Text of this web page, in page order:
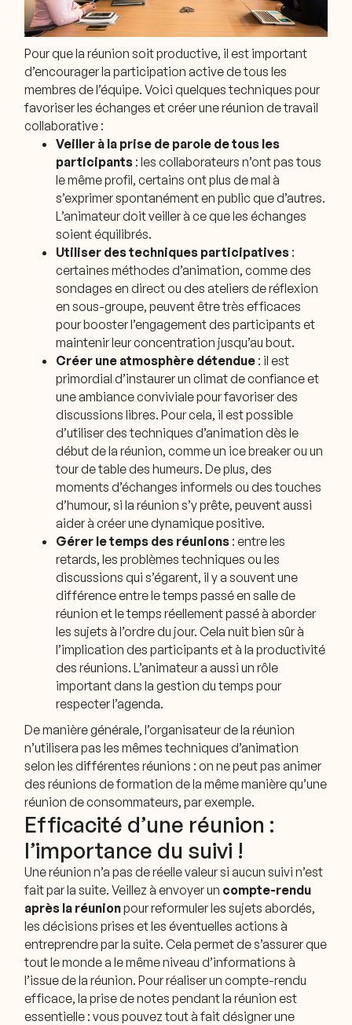
Pour que la réunion soit productive, il est important
d’encourager la participation active de tous les
membres de l’équipe. Voici quelques techniques pour
favoriser les échanges et créer une réunion de travail
collaborative :
Veiller à la prise de parole de tous les
participants : les collaborateurs n’ont pas tous
le même profil, certains ont plus de mal à
s’exprimer spontanément en public que d’autres.
L’animateur doit veiller à ce que les échanges
soient équilibrés.
Utiliser des techniques participatives :
certaines méthodes d’animation, comme des
sondages en direct ou des ateliers de réflexion
en sous-groupe, peuvent être très efficaces
pour booster l’engagement des participants et
maintenir leur concentration jusqu’au bout.
Créer une atmosphère détendue : il est
primordial d’instaurer un climat de confiance et
une ambiance conviviale pour favoriser des
discussions libres. Pour cela, il est possible
d’utiliser des techniques d’animation dès le
début de la réunion, comme un ice breaker ou un
tour de table des humeurs. De plus, des
moments d’échanges informels ou des touches
d’humour, si la réunion s’y prête, peuvent aussi
aider à créer une dynamique positive.
Gérer le temps des réunions : entre les
retards, les problèmes techniques ou les
discussions qui s’égarent, il y a souvent une
différence entre le temps passé en salle de
réunion et le temps réellement passé à aborder
les sujets à l’ordre du jour. Cela nuit bien sûr à
l’implication des participants et à la productivité
des réunions. L’animateur a aussi un rôle
important dans la gestion du temps pour
respecter l’agenda.
De manière générale, l’organisateur de la réunion
n’utilisera pas les mêmes techniques d’animation
selon les différentes réunions : on ne peut pas animer
des réunions de formation de la même manière qu’une
réunion de consommateurs, par exemple.
Efficacité d’une réunion :
l’importance du suivi !
Une réunion n’a pas de réelle valeur si aucun suivi n’est
fait par la suite. Veillez à envoyer un compte-rendu
après la réunionpour reformuler les sujets abordés,
les décisions prises et les éventuelles actions à
entreprendre par la suite. Cela permet de s’assurer que
tout le monde a le même niveau d’informations à
l’issue de la réunion. Pour réaliser un compte-rendu
efficace, la prise de notes pendant la réunion est
essentielle : vous pouvez tout à fait désigner une